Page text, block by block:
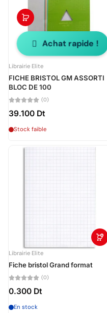
Achat rapide !
Librairie Elite
FICHE BRISTOL GM ASSORTI
BLOC DE 100
(0)
39.100 Dt
Stock faible
Librairie Elite
Fiche bristol Grand format
(0)
0.300 Dt
En stock